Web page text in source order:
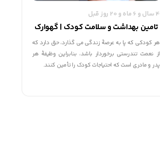
4 سال و 6 ماه و 20 روز قبل
تامین بهداشت و سلامت کودک | گهوارک
هر کودکی که پا به عرصۀ زندگی می گذارد، حق دارد که
از نعمت تندرستی برخوردار باشد، بنابراین وظیفۀ هر
پدر و مادری است که احتیاجات کودک را تأمین کنند.